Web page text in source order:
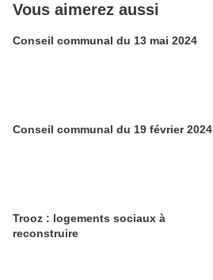
Vous aimerez aussi
Conseil communal du 13 mai 2024
Conseil communal du 19 février 2024
Trooz : logements sociaux à
reconstruire